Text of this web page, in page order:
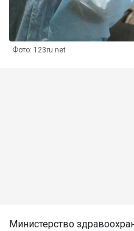
Фото: 123ru.net
Министерство